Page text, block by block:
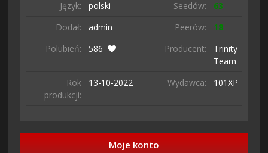
Język:
polski Seedów:
63
Dodał:
admin Peerów:
18
Polubień:
586 Producent:
Trinity
Team
Rok
produkcji:
13-10-2022 Wydawca: 101XP
Moje konto